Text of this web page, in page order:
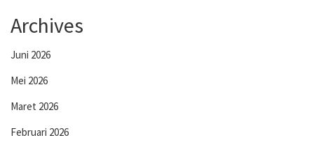
Archives
Juni 2026
Mei 2026
Maret 2026
Februari 2026